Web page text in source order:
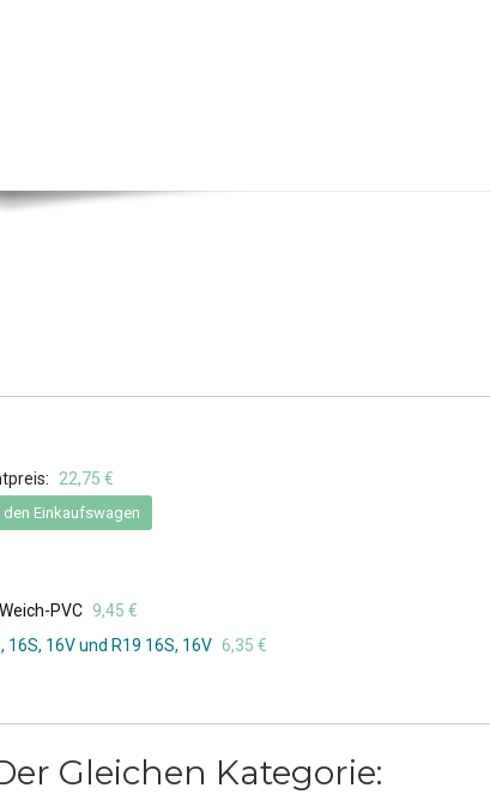
22,75 €
den Einkaufswagen
PVC 9,45 €
16V und R19 16S, 16V 6,35 €
Gleichen Kategorie: